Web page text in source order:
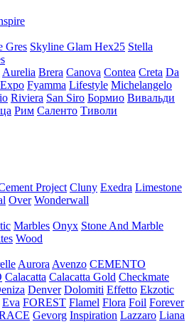
Gres Skyline Glam Hex25 Stella
Aurelia Brera Canova Contea Creta Da
Expo Fyamma Lifestyle Michelangelo
Riviera San Siro Бормио Вивальди
Рим Саленто Тиволи
Project Cluny Exedra Limestone
Over Wonderwall
Marbles Onyx Stone And Marble
Wood
Aurora Avenzo CEMENTO
Calacatta Calacatta Gold Checkmate
Denver Dolomiti Effetto Ekzotic
Eva FOREST Flamel Flora Foil Forever
Gevorg Inspiration Lazzaro Liana